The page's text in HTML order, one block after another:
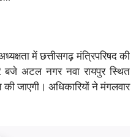
में छत्तीसगढ़ मंत्रिपरिषद की
अटल नगर नवा रायपुर स्थित
जाएगी। अधिकारियों ने मंगलवार